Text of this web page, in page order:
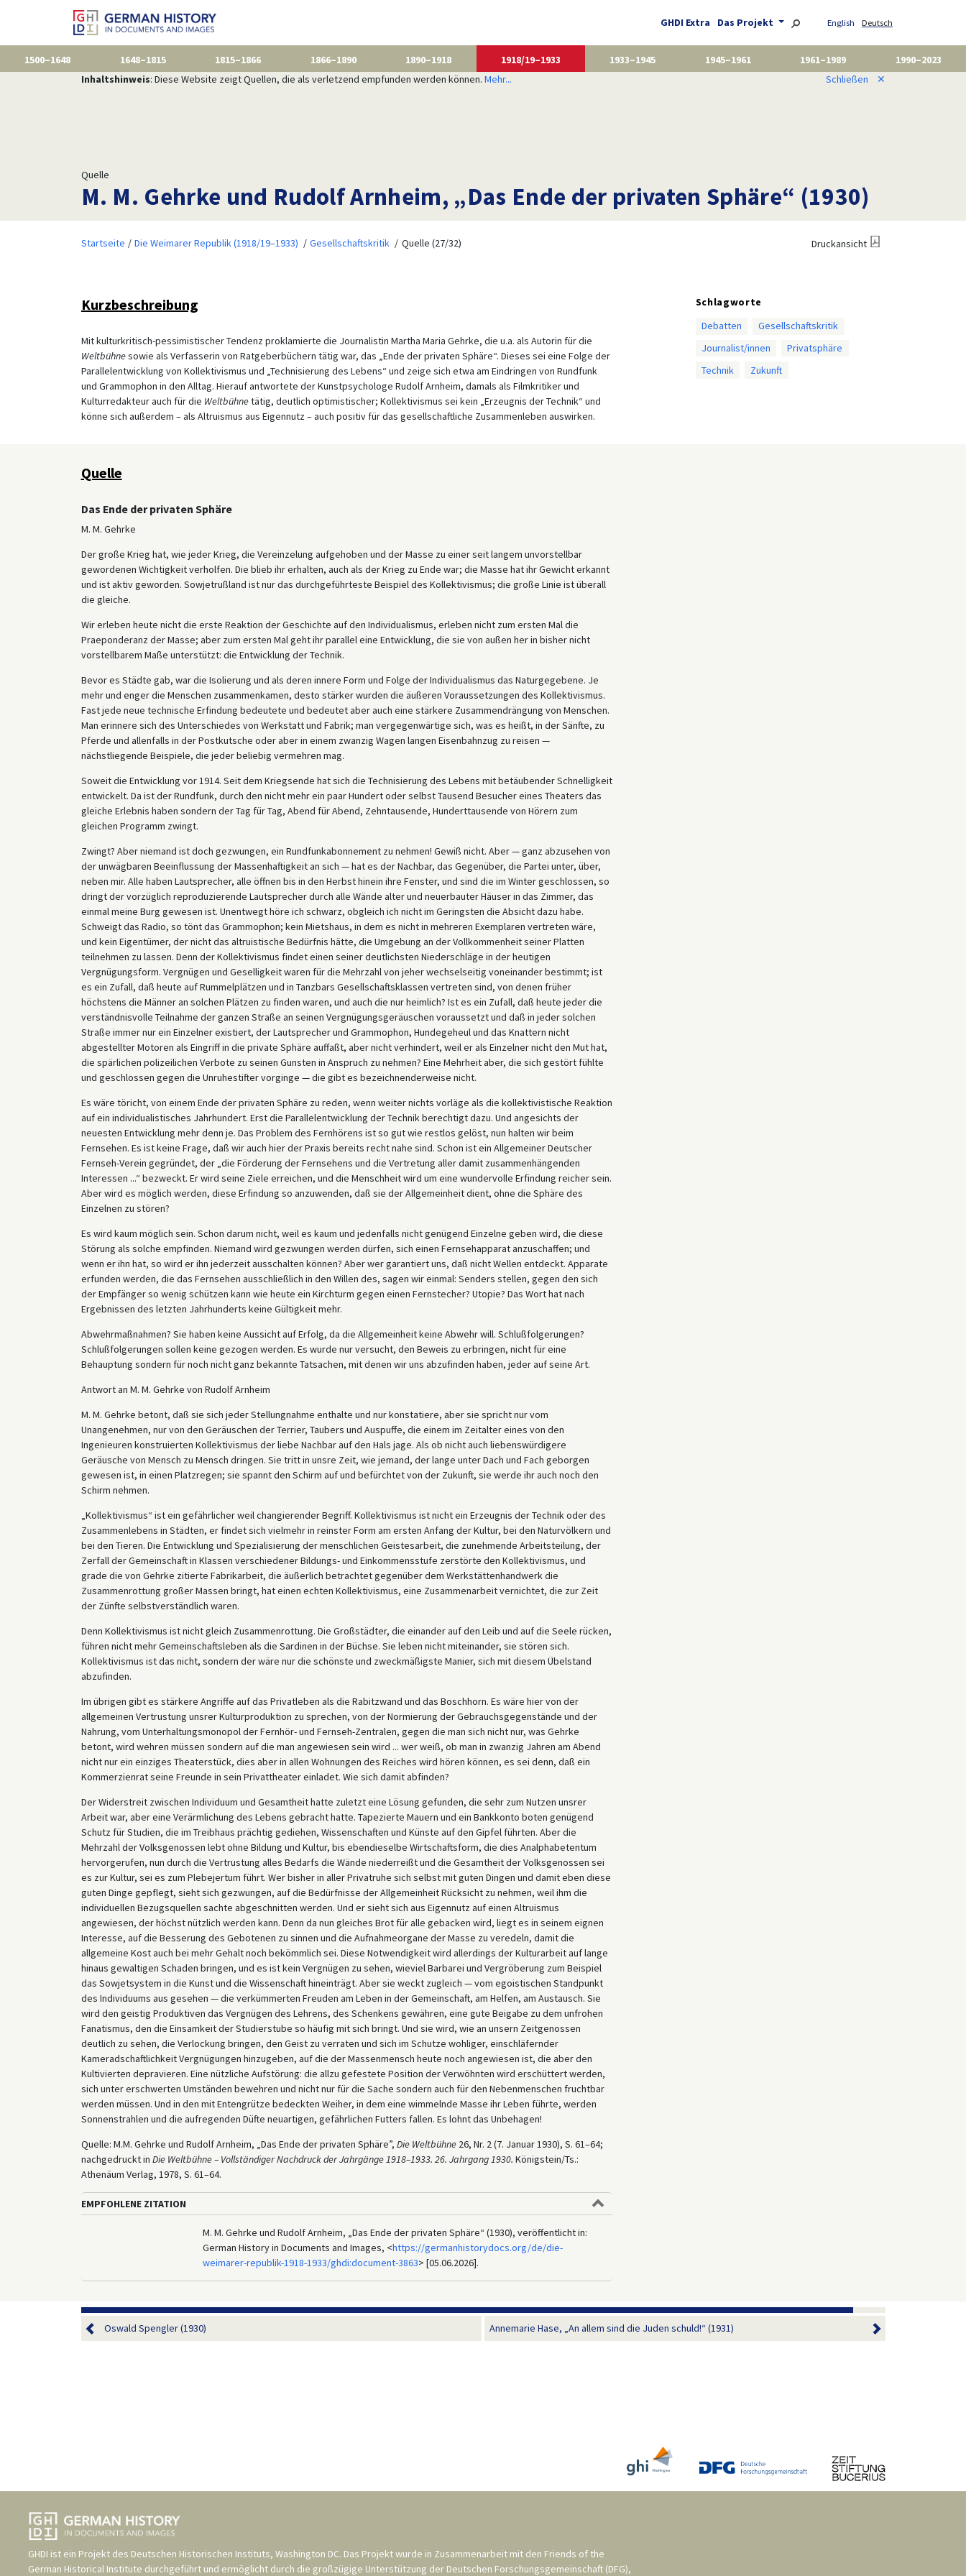
GHDI Extra Das Projekt English Deutsch
1500–1648 1648–1815 1815–1866 1866–1890 1890–1918 1918/19–1933 1933–1945 1945–1961 1961–1989
1990–2023
Inhaltshinweis: Diese Website zeigt Quellen, die als verletzend empfunden werden können. Mehr... Schließen ✕
Quelle
M. M. Gehrke und Rudolf Arnheim, „Das Ende der privaten Sphäre“ (1930)
Startseite Die Weimarer Republik (1918/19–1933) Gesellschaftskritik Quelle (27/32) Druckansicht
Kurzbeschreibung
Mit kulturkritisch-pessimistischer Tendenz proklamierte die Journalistin Martha Maria Gehrke, die u.a. als Autorin für die
Weltbühnesowie als Verfasserin von Ratgeberbüchern tätig war, das „Ende der privaten Sphäre“. Dieses sei eine Folge der
Parallelentwicklung von Kollektivismus und „Technisierung des Lebens“ und zeige sich etwa am Eindringen von Rundfunk
und Grammophon in den Alltag. Hierauf antwortete der Kunstpsychologe Rudolf Arnheim, damals als Filmkritiker und
Kulturredakteur auch für die Weltbühnetätig, deutlich optimistischer; Kollektivismus sei kein „Erzeugnis der Technik“ und
könne sich außerdem – als Altruismus aus Eigennutz – auch positiv für das gesellschaftliche Zusammenleben auswirken.
Schlagworte
Debatten
Gesellschaftskritik
Journalist/innen
Privatsphäre
Technik
Zukunft
Quelle
Das Ende der privaten Sphäre
M. M. Gehrke
Der große Krieg hat, wie jeder Krieg, die Vereinzelung aufgehoben und der Masse zu einer seit langem unvorstellbar
gewordenen Wichtigkeit verholfen. Die blieb ihr erhalten, auch als der Krieg zu Ende war; die Masse hat ihr Gewicht erkannt
und ist aktiv geworden. Sowjetrußland ist nur das durchgeführteste Beispiel des Kollektivismus; die große Linie ist überall
die gleiche.
Wir erleben heute nicht die erste Reaktion der Geschichte auf den Individualismus, erleben nicht zum ersten Mal die
Praeponderanz der Masse; aber zum ersten Mal geht ihr parallel eine Entwicklung, die sie von außen her in bisher nicht
vorstellbarem Maße unterstützt: die Entwicklung der Technik.
Bevor es Städte gab, war die Isolierung und als deren innere Form und Folge der Individualismus das Naturgegebene. Je
mehr und enger die Menschen zusammenkamen, desto stärker wurden die äußeren Voraussetzungen des Kollektivismus.
Fast jede neue technische Erfindung bedeutete und bedeutet aber auch eine stärkere Zusammendrängung von Menschen.
Man erinnere sich des Unterschiedes von Werkstatt und Fabrik; man vergegenwärtige sich, was es heißt, in der Sänfte, zu
Pferde und allenfalls in der Postkutsche oder aber in einem zwanzig Wagen langen Eisenbahnzug zu reisen —
nächstliegende Beispiele, die jeder beliebig vermehren mag.
Soweit die Entwicklung vor 1914. Seit dem Kriegsende hat sich die Technisierung des Lebens mit betäubender Schnelligkeit
entwickelt. Da ist der Rundfunk, durch den nicht mehr ein paar Hundert oder selbst Tausend Besucher eines Theaters das
gleiche Erlebnis haben sondern der Tag für Tag, Abend für Abend, Zehntausende, Hunderttausende von Hörern zum
gleichen Programm zwingt.
Zwingt? Aber niemand ist doch gezwungen, ein Rundfunkabonnement zu nehmen! Gewiß nicht. Aber — ganz abzusehen von
der unwägbaren Beeinflussung der Massenhaftigkeit an sich — hat es der Nachbar, das Gegenüber, die Partei unter, über,
neben mir. Alle haben Lautsprecher, alle öffnen bis in den Herbst hinein ihre Fenster, und sind die im Winter geschlossen, so
dringt der vorzüglich reproduzierende Lautsprecher durch alle Wände alter und neuerbauter Häuser in das Zimmer, das
einmal meine Burg gewesen ist. Unentwegt höre ich schwarz, obgleich ich nicht im Geringsten die Absicht dazu habe.
Schweigt das Radio, so tönt das Grammophon; kein Mietshaus, in dem es nicht in mehreren Exemplaren vertreten wäre,
und kein Eigentümer, der nicht das altruistische Bedürfnis hätte, die Umgebung an der Vollkommenheit seiner Platten
teilnehmen zu lassen. Denn der Kollektivismus findet einen seiner deutlichsten Niederschläge in der heutigen
Vergnügungsform. Vergnügen und Geselligkeit waren für die Mehrzahl von jeher wechselseitig voneinander bestimmt; ist
es ein Zufall, daß heute auf Rummelplätzen und in Tanzbars Gesellschaftsklassen vertreten sind, von denen früher
höchstens die Männer an solchen Plätzen zu finden waren, und auch die nur heimlich? Ist es ein Zufall, daß heute jeder die
verständnisvolle Teilnahme der ganzen Straße an seinen Vergnügungsgeräuschen voraussetzt und daß in jeder solchen
Straße immer nur ein Einzelner existiert, der Lautsprecher und Grammophon, Hundegeheul und das Knattern nicht
abgestellter Motoren als Eingriff in die private Sphäre auffaßt, aber nicht verhindert, weil er als Einzelner nicht den Mut hat,
die spärlichen polizeilichen Verbote zu seinen Gunsten in Anspruch zu nehmen? Eine Mehrheit aber, die sich gestört fühlte
und geschlossen gegen die Unruhestifter vorginge — die gibt es bezeichnenderweise nicht.
Es wäre töricht, von einem Ende der privaten Sphäre zu reden, wenn weiter nichts vorläge als die kollektivistische Reaktion
auf ein individualistisches Jahrhundert. Erst die Parallelentwicklung der Technik berechtigt dazu. Und angesichts der
neuesten Entwicklung mehr denn je. Das Problem des Fernhörens ist so gut wie restlos gelöst, nun halten wir beim
Fernsehen. Es ist keine Frage, daß wir auch hier der Praxis bereits recht nahe sind. Schon ist ein Allgemeiner Deutscher
Fernseh-Verein gegründet, der „die Förderung der Fernsehens und die Vertretung aller damit zusammenhängenden
Interessen ...“ bezweckt. Er wird seine Ziele erreichen, und die Menschheit wird um eine wundervolle Erfindung reicher sein.
Aber wird es möglich werden, diese Erfindung so anzuwenden, daß sie der Allgemeinheit dient, ohne die Sphäre des
Einzelnen zu stören?
Es wird kaum möglich sein. Schon darum nicht, weil es kaum und jedenfalls nicht genügend Einzelne geben wird, die diese
Störung als solche empfinden. Niemand wird gezwungen werden dürfen, sich einen Fernsehapparat anzuschaffen; und
wenn er ihn hat, so wird er ihn jederzeit ausschalten können? Aber wer garantiert uns, daß nicht Wellen entdeckt. Apparate
erfunden werden, die das Fernsehen ausschließlich in den Willen des, sagen wir einmal: Senders stellen, gegen den sich
der Empfänger so wenig schützen kann wie heute ein Kirchturm gegen einen Fernstecher? Utopie? Das Wort hat nach
Ergebnissen des letzten Jahrhunderts keine Gültigkeit mehr.
Abwehrmaßnahmen? Sie haben keine Aussicht auf Erfolg, da die Allgemeinheit keine Abwehr will. Schlußfolgerungen?
Schlußfolgerungen sollen keine gezogen werden. Es wurde nur versucht, den Beweis zu erbringen, nicht für eine
Behauptung sondern für noch nicht ganz bekannte Tatsachen, mit denen wir uns abzufinden haben, jeder auf seine Art.
Antwort an M. M. Gehrke von Rudolf Arnheim
M. M. Gehrke betont, daß sie sich jeder Stellungnahme enthalte und nur konstatiere, aber sie spricht nur vom
Unangenehmen, nur von den Geräuschen der Terrier, Taubers und Auspuffe, die einem im Zeitalter eines von den
Ingenieuren konstruierten Kollektivismus der liebe Nachbar auf den Hals jage. Als ob nicht auch liebenswürdigere
Geräusche von Mensch zu Mensch dringen. Sie tritt in unsre Zeit, wie jemand, der lange unter Dach und Fach geborgen
gewesen ist, in einen Platzregen; sie spannt den Schirm auf und befürchtet von der Zukunft, sie werde ihr auch noch den
Schirm nehmen.
„Kollektivismus“ ist ein gefährlicher weil changierender Begriff. Kollektivismus ist nicht ein Erzeugnis der Technik oder des
Zusammenlebens in Städten, er findet sich vielmehr in reinster Form am ersten Anfang der Kultur, bei den Naturvölkern und
bei den Tieren. Die Entwicklung und Spezialisierung der menschlichen Geistesarbeit, die zunehmende Arbeitsteilung, der
Zerfall der Gemeinschaft in Klassen verschiedener Bildungs- und Einkommensstufe zerstörte den Kollektivismus, und
grade die von Gehrke zitierte Fabrikarbeit, die äußerlich betrachtet gegenüber dem Werkstättenhandwerk die
Zusammenrottung großer Massen bringt, hat einen echten Kollektivismus, eine Zusammenarbeit vernichtet, die zur Zeit
der Zünfte selbstverständlich waren.
Denn Kollektivismus ist nicht gleich Zusammenrottung. Die Großstädter, die einander auf den Leib und auf die Seele rücken,
führen nicht mehr Gemeinschaftsleben als die Sardinen in der Büchse. Sie leben nicht miteinander, sie stören sich.
Kollektivismus ist das nicht, sondern der wäre nur die schönste und zweckmäßigste Manier, sich mit diesem Übelstand
abzufinden.
Im übrigen gibt es stärkere Angriffe auf das Privatleben als die Rabitzwand und das Boschhorn. Es wäre hier von der
allgemeinen Vertrustung unsrer Kulturproduktion zu sprechen, von der Normierung der Gebrauchsgegenstände und der
Nahrung, vom Unterhaltungsmonopol der Fernhör- und Fernseh-Zentralen, gegen die man sich nicht nur, was Gehrke
betont, wird wehren müssen sondern auf die man angewiesen sein wird ... wer weiß, ob man in zwanzig Jahren am Abend
nicht nur ein einziges Theaterstück, dies aber in allen Wohnungen des Reiches wird hören können, es sei denn, daß ein
Kommerzienrat seine Freunde in sein Privattheater einladet. Wie sich damit abfinden?
Der Widerstreit zwischen Individuum und Gesamtheit hatte zuletzt eine Lösung gefunden, die sehr zum Nutzen unsrer
Arbeit war, aber eine Verärmlichung des Lebens gebracht hatte. Tapezierte Mauern und ein Bankkonto boten genügend
Schutz für Studien, die im Treibhaus prächtig gediehen, Wissenschaften und Künste auf den Gipfel führten. Aber die
Mehrzahl der Volksgenossen lebt ohne Bildung und Kultur, bis ebendieselbe Wirtschaftsform, die dies Analphabetentum
hervorgerufen, nun durch die Vertrustung alles Bedarfs die Wände niederreißt und die Gesamtheit der Volksgenossen sei
es zur Kultur, sei es zum Plebejertum führt. Wer bisher in aller Privatruhe sich selbst mit guten Dingen und damit eben diese
guten Dinge gepflegt, sieht sich gezwungen, auf die Bedürfnisse der Allgemeinheit Rücksicht zu nehmen, weil ihm die
individuellen Bezugsquellen sachte abgeschnitten werden. Und er sieht sich aus Eigennutz auf einen Altruismus
angewiesen, der höchst nützlich werden kann. Denn da nun gleiches Brot für alle gebacken wird, liegt es in seinem eignen
Interesse, auf die Besserung des Gebotenen zu sinnen und die Aufnahmeorgane der Masse zu veredeln, damit die
allgemeine Kost auch bei mehr Gehalt noch bekömmlich sei. Diese Notwendigkeit wird allerdings der Kulturarbeit auf lange
hinaus gewaltigen Schaden bringen, und es ist kein Vergnügen zu sehen, wieviel Barbarei und Vergröberung zum Beispiel
das Sowjetsystem in die Kunst und die Wissenschaft hineinträgt. Aber sie weckt zugleich — vom egoistischen Standpunkt
des Individuums aus gesehen — die verkümmerten Freuden am Leben in der Gemeinschaft, am Helfen, am Austausch. Sie
wird den geistig Produktiven das Vergnügen des Lehrens, des Schenkens gewähren, eine gute Beigabe zu dem unfrohen
Fanatismus, den die Einsamkeit der Studierstube so häufig mit sich bringt. Und sie wird, wie an unsern Zeitgenossen
deutlich zu sehen, die Verlockung bringen, den Geist zu verraten und sich im Schutze wohliger, einschläfernder
Kameradschaftlichkeit Vergnügungen hinzugeben, auf die der Massenmensch heute noch angewiesen ist, die aber den
Kultivierten depravieren. Eine nützliche Aufstörung: die allzu gefestete Position der Verwöhnten wird erschüttert werden,
sich unter erschwerten Umständen bewehren und nicht nur für die Sache sondern auch für den Nebenmenschen fruchtbar
werden müssen. Und in den mit Entengrütze bedeckten Weiher, in dem eine wimmelnde Masse ihr Leben führte, werden
Sonnenstrahlen und die aufregenden Düfte neuartigen, gefährlichen Futters fallen. Es lohnt das Unbehagen!
Quelle: M.M. Gehrke und Rudolf Arnheim, „Das Ende der privaten Sphäre”, Die Weltbühne26, Nr. 2 (7. Januar 1930), S. 61–64;
nachgedruckt in Die Weltbühne – Vollständiger Nachdruck der Jahrgänge 1918–1933. 26. Jahrgang 1930. Königstein/Ts.:
Athenäum Verlag, 1978, S. 61–64.
EMPFOHLENE ZITATION
M. M. Gehrke und Rudolf Arnheim, „Das Ende der privaten Sphäre“ (1930), veröffentlicht in:
German History in Documents and Images, <https://germanhistorydocs.org/de/die-
weimarer-republik-1918-1933/ghdi:document-3863> [05.06.2026].
Oswald Spengler (1930) Annemarie Hase, „An allem sind die Juden schuld!“ (1931)
GHDI ist ein Projekt des Deutschen Historischen Instituts, Washington DC. Das Projekt wurde in Zusammenarbeit mit den Friends of the
German Historical Institute durchgeführt und ermöglicht durch die großzügige Unterstützung der Deutschen Forschungsgemeinschaft (DFG),